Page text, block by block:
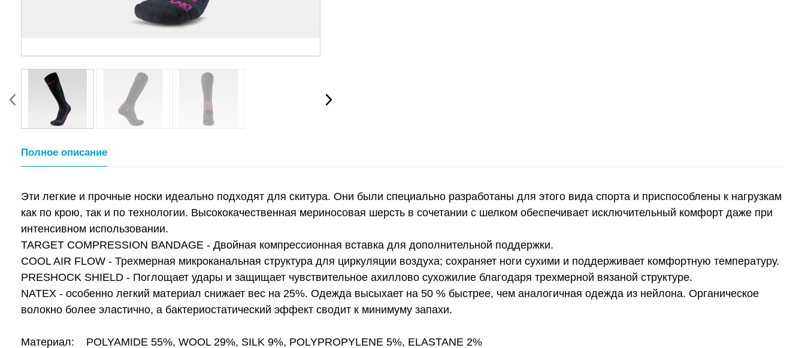
Полное описание
Эти легкие и прочные носки идеально подходят для скитура. Они были специально разработаны для этого вида спорта и приспособлены к нагрузкам
как по крою, так и по технологии. Высококачественная мериносовая шерсть в сочетании с шелком обеспечивает исключительный комфорт даже при
интенсивном использовании.
TARGET COMPRESSION BANDAGE - Двойная компрессионная вставка для дополнительной поддержки.
COOL AIR FLOW - Трехмерная микроканальная структура для циркуляции воздуха; сохраняет ноги сухими и поддерживает комфортную температуру.
PRESHOCK SHIELD - Поглощает удары и защищает чувствительное ахиллово сухожилие благодаря трехмерной вязаной структуре.
NATEX - особенно легкий материал снижает вес на 25%. Одежда высыхает на 50 % быстрее, чем аналогичная одежда из нейлона. Органическое
волокно более эластично, а бактериостатический эффект сводит к минимуму запахи.
Материал: POLYAMIDE 55%, WOOL 29%, SILK 9%, POLYPROPYLENE 5%, ELASTANE 2%